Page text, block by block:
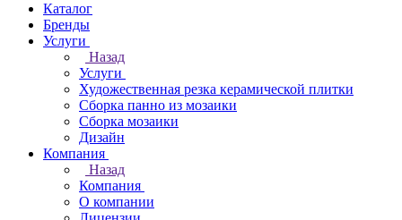
Каталог
Бренды
Услуги
Назад
Услуги
Художественная резка керамической плитки
Сборка панно из мозаики
Сборка мозаики
Дизайн
Компания
Назад
Компания
О компании